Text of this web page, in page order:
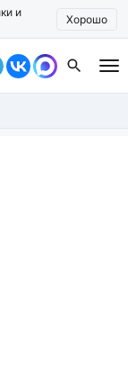
и
Хорошо